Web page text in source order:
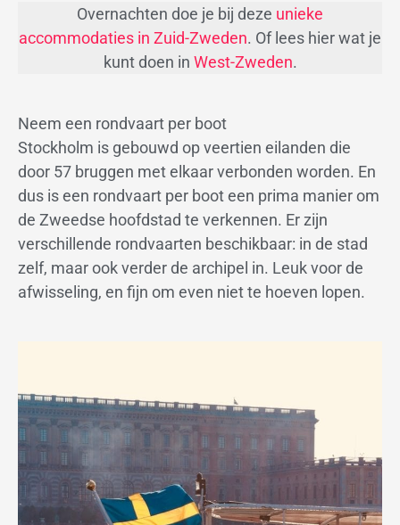
Overnachten doe je bij deze unieke
accommodaties in Zuid-Zweden. Of lees hier wat je
kunt doen in West-Zweden.
Neem een rondvaart per boot
Stockholm is gebouwd op veertien eilanden die
door 57 bruggen met elkaar verbonden worden. En
dus is een rondvaart per boot een prima manier om
de Zweedse hoofdstad te verkennen. Er zijn
verschillende rondvaarten beschikbaar: in de stad
zelf, maar ook verder de archipel in. Leuk voor de
afwisseling, en fijn om even niet te hoeven lopen.